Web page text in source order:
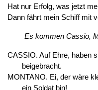
Hat nur Erfolg, was jetzt
Dann fährt mein Schiff mit
Es kommen Cassio,
CASSIO. Auf Ehre, haben
beigebracht.
MONTANO. Ei, der wäre
ein Soldat bin!